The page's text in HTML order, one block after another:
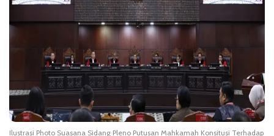
Ilustrasi Photo Suasana Sidang Pleno Putusan Mahkamah Konsitusi Terhadap